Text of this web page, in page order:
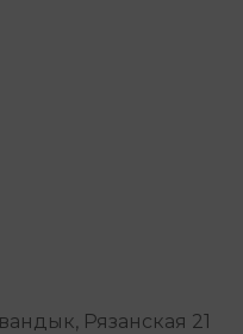
Рязанская 21